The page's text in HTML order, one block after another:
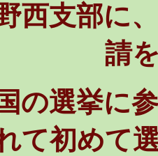
西支部に
請
の選挙に
て初めて